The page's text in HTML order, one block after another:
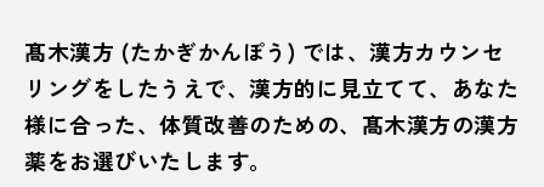
髙木漢方 (たかぎかんぽう) では、漢方カウンセ
リングをしたうえで、漢方的に見立てて、あなた
様に合った、体質改善のための、髙木漢方の漢方
薬をお選びいたします。